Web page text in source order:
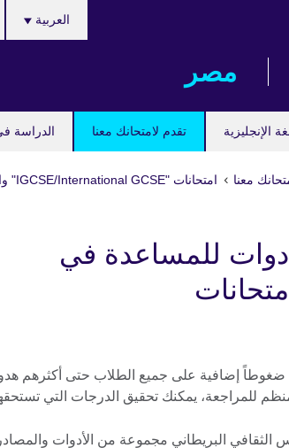
مصر‎
الإنجليزية تقدم لامتحانك معنا الدراسة
العربية
معنا امتحانات "IGCSE/International GCSE" وامتحانات المدارس
للمساعدة في
ضغوطاً إضافية على جميع الطلاب حتى أكثرهم
للمراجعة، يمكنك تحقيق الدرجات التي
الثقافي البريطاني مجموعة من الأدوات